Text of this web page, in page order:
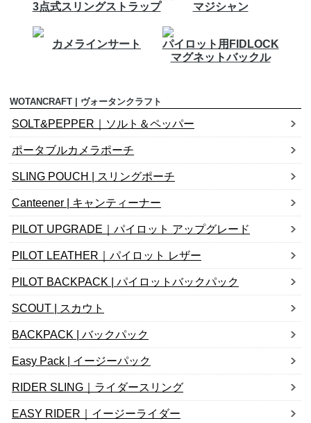
3点式スリングストラップ マジシャン
カメラインサート
パイロット用FIDLOCK
マグネットバックル
WOTANCRAFT | ヴォータンクラフト
SOLT&PEPPER｜ソルト＆ペッパー
ポータブルカメラポーチ
SLING POUCH | スリングポーチ
Canteener | キャンティーナー
PILOT UPGRADE｜パイロット アップグレード
PILOT LEATHER｜パイロット レザー
PILOT BACKPACK | パイロットバックパック
SCOUT | スカウト
BACKPACK | バックパック
Easy Pack | イージーパック
RIDER SLING｜ライダースリング
EASY RIDER｜イージーライダー